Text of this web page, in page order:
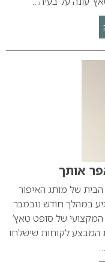
אותך
של מותג האיפור
במהלך חודש נובמבר
של סופט טאץ’
המבצע לקוחות שישלחו